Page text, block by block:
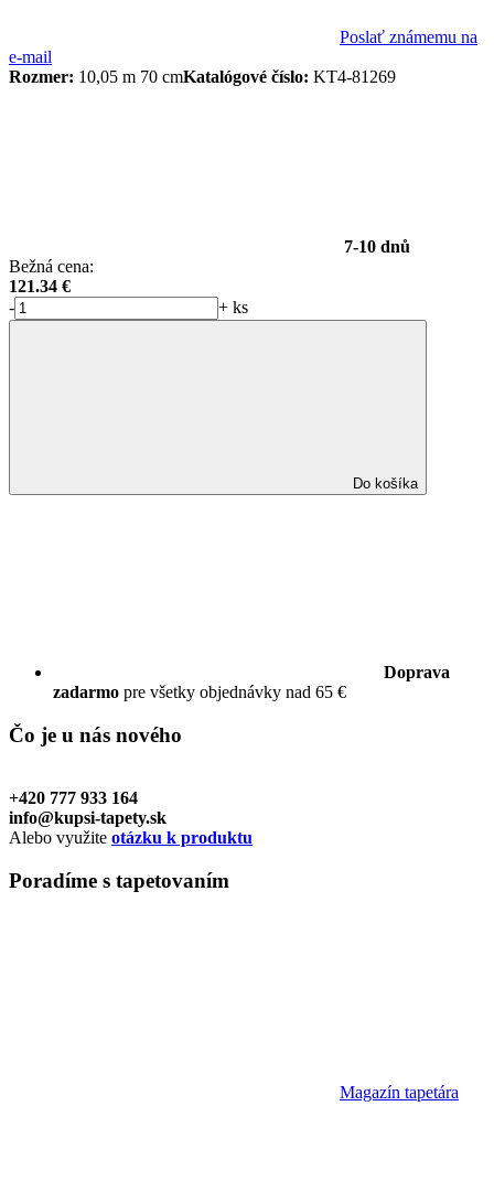
Poslať známemu na
e-mail
Rozmer: 10,05 m 70 cmKatalógové číslo: KT4-81269
7-10 dnů
Bežná cena:
121.34 €
-
+ ks
Do košíka
Doprava
zadarmo pre všetky objednávky nad 65 €
Čo je u nás nového
+420 777 933 164
info@kupsi-tapety.sk
Alebo využite otázku k produktu
Poradíme s tapetovaním
Magazín tapetára